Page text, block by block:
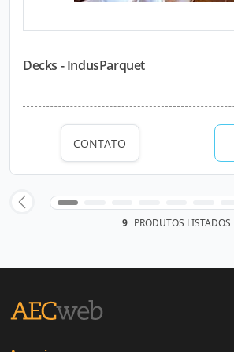
Decks - IndusParquet
CONTATO
9 PRODUTOS LISTADOS